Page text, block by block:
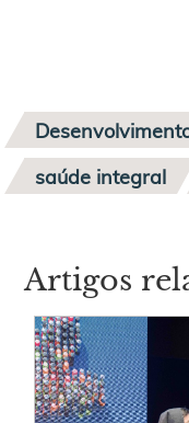
saúde integral
Artigos